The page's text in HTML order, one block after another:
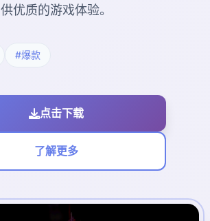
供优质的游戏体验。
#爆款
点击下载
了解更多